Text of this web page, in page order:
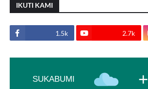
IKUTI KAMI
1.5k 2.7k
SUKABUMI